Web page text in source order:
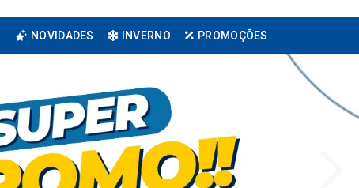
NOVIDADES INVERNO PROMOÇÕES